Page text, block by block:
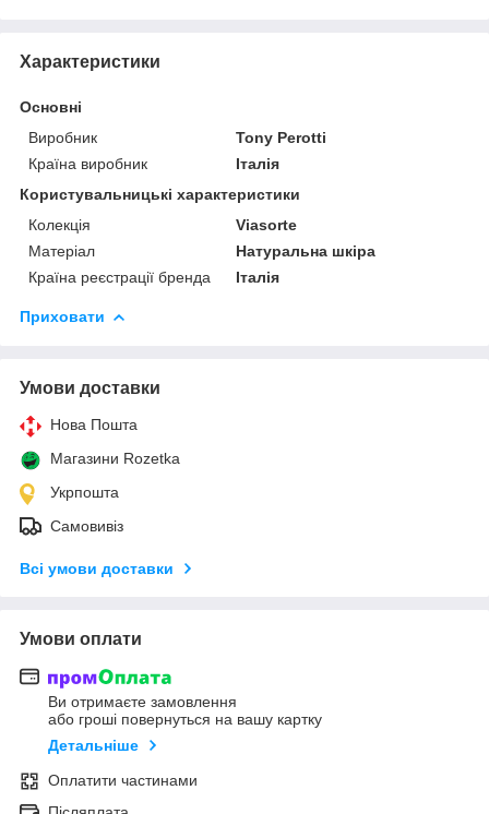
Характеристики
Основні
Виробник
Tony Perotti
Країна виробник
Італія
Користувальницькі характеристики
Колекція
Viasorte
Матеріал
Натуральна шкіра
Країна реєстрації бренда
Італія
Приховати
Умови доставки
Нова Пошта
Магазини Rozetka
Укрпошта
Самовивіз
Всі умови доставки
Умови оплати
Ви отримаєте замовлення
або гроші повернуться на вашу картку
Детальніше
Оплатити частинами